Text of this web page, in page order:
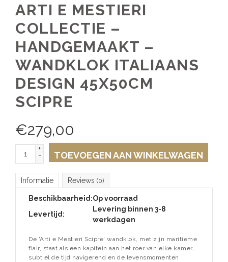
ARTI E MESTIERI
COLLECTIE –
HANDGEMAAKT –
WANDKLOK ITALIAANS
DESIGN 45X50CM
SCIPRE
€279,00
+
-
TOEVOEGEN AAN WINKELWAGEN
Informatie Reviews (0)
Beschikbaarheid:Op voorraad
Levertijd:
Levering binnen 3-8
werkdagen
De 'Arti e Mestieri Scipre' wandklok, met zijn maritieme
flair, staat als een kapitein aan het roer van elke kamer,
subtiel de tijd navigerend en de levensmomenten